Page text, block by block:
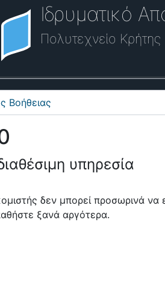
Ιδρυματικό
Πολυτεχνείο Κρήτης
Βοήθειας
υπηρεσία
δεν μπορεί προσωρινά
ξανά αργότερα.